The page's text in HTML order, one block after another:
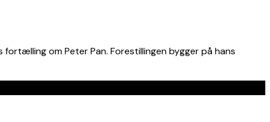
fortælling om Peter Pan. Forestillingen bygger på hans